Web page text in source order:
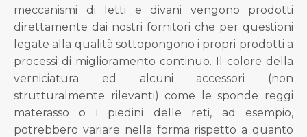
meccanismi di letti e divani vengono prodotti
direttamente dai nostri fornitori che per questioni
legate alla qualità sottopongono i propri prodotti a
processi di miglioramento continuo. Il colore della
verniciatura ed alcuni accessori (non
strutturalmente rilevanti) come le sponde reggi
materasso o i piedini delle reti, ad esempio,
potrebbero variare nella forma rispetto a quanto